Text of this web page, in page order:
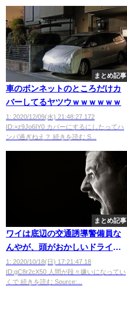
まとめ記事
車のボンネットのところだけカ
バーしてるヤツウｗｗｗｗｗｗ
1: 2020/12/09(水) 21:48:27.172
ID:+z9Jo6IY0 カバーにするにしたってハ
ンパ過ぎねえ？ 続きを読む S...
まとめ記事
ワイは底辺の交通誘導警備員な
んやが、頭がおかしいドライバ
ー多すぎないか？？
1: 2020/10/18(日) 17:21:47.18
ID:gC8r2cX50 人間が段々嫌いになってい
くで 続きを読む Source:...